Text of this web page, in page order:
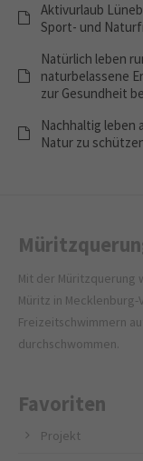
Aktivurlaub
Sport- und
Natürlich leben
naturbelassene
zur Gesundheit
Nachhaltig leben
Natur zu
Mit der Müritzquerung
Müritz in
Freizeitschwimmern
durchschwommen.
Favoriten
Projekt